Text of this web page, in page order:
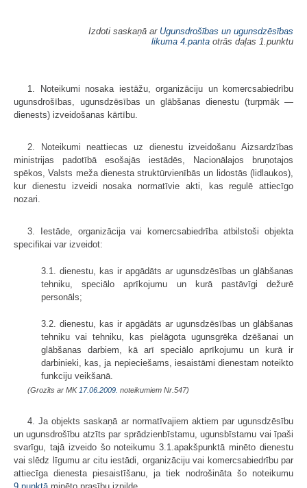
Izdoti saskaņā ar Ugunsdrošības un ugunsdzēsības
likuma 4.panta otrās daļas 1.punktu
1. Noteikumi nosaka iestāžu, organizāciju un komercsabiedrību
ugunsdrošības, ugunsdzēsības un glābšanas dienestu (turpmāk —
dienests) izveidošanas kārtību.
2. Noteikumi neattiecas uz dienestu izveidošanu Aizsardzības
ministrijas padotībā esošajās iestādēs, Nacionālajos bruņotajos
spēkos, Valsts meža dienesta struktūrvienībās un lidostās (lidlaukos),
kur dienestu izveidi nosaka normatīvie akti, kas regulē attiecīgo
nozari.
3. Iestāde, organizācija vai komercsabiedrība atbilstoši objekta
specifikai var izveidot:
3.1. dienestu, kas ir apgādāts ar ugunsdzēsības un glābšanas
tehniku, speciālo aprīkojumu un kurā pastāvīgi dežurē
personāls;
3.2. dienestu, kas ir apgādāts ar ugunsdzēsības un glābšanas
tehniku vai tehniku, kas pielāgota ugunsgrēka dzēšanai un
glābšanas darbiem, kā arī speciālo aprīkojumu un kurā ir
darbinieki, kas, ja nepieciešams, iesaistāmi dienestam noteikto
funkciju veikšanā.
(Grozīts ar MK 17.06.2009. noteikumiem Nr.547)
4. Ja objekts saskaņā ar normatīvajiem aktiem par ugunsdzēsību
un ugunsdrošību atzīts par sprādzienbīstamu, ugunsbīstamu vai īpaši
svarīgu, tajā izveido šo noteikumu 3.1.apakšpunktā minēto dienestu
vai slēdz līgumu ar citu iestādi, organizāciju vai komercsabiedrību par
attiecīga dienesta piesaistīšanu, ja tiek nodrošināta šo noteikumu